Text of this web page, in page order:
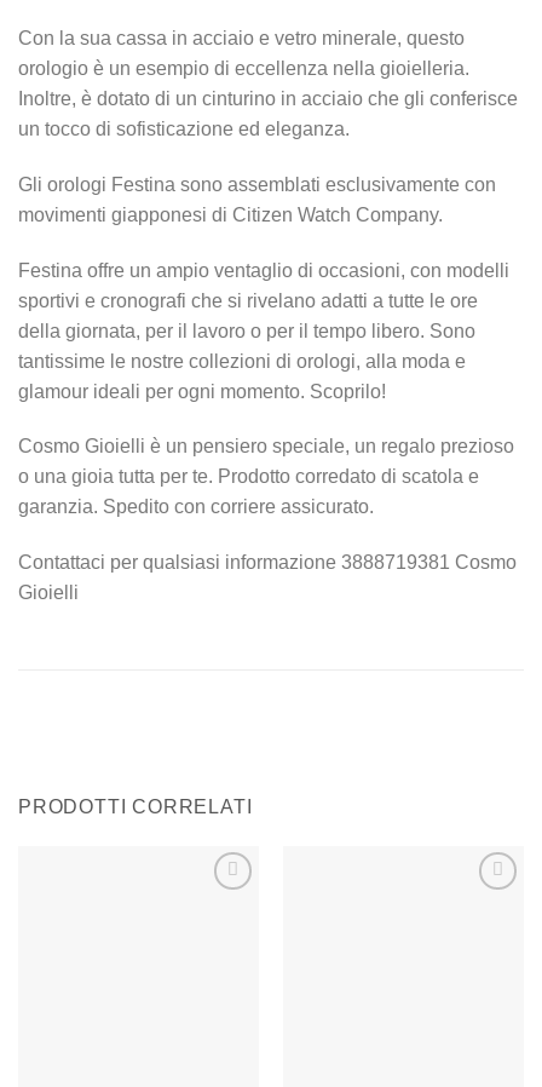
Con la sua cassa in acciaio e vetro minerale, questo
orologio è un esempio di eccellenza nella gioielleria.
Inoltre, è dotato di un cinturino in acciaio che gli conferisce
un tocco di sofisticazione ed eleganza.
Gli orologi Festina sono assemblati esclusivamente con
movimenti giapponesi di Citizen Watch Company.
Festina offre un ampio ventaglio di occasioni, con modelli
sportivi e cronografi che si rivelano adatti a tutte le ore
della giornata, per il lavoro o per il tempo libero. Sono
tantissime le nostre collezioni di orologi, alla moda e
glamour ideali per ogni momento. Scoprilo!
Cosmo Gioielli è un pensiero speciale, un regalo prezioso
o una gioia tutta per te. Prodotto corredato di scatola e
garanzia. Spedito con corriere assicurato.
Contattaci per qualsiasi informazione 3888719381 Cosmo
Gioielli
PRODOTTI CORRELATI